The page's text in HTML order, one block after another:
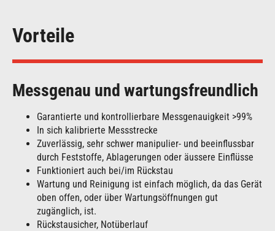
Vorteile
Messgenau und wartungsfreundlich
Garantierte und kontrollierbare Messgenauigkeit >99%
In sich kalibrierte Messstrecke
Zuverlässig, sehr schwer manipulier- und beeinflussbar
durch Feststoffe, Ablagerungen oder äussere Einflüsse
Funktioniert auch bei/im Rückstau
Wartung und Reinigung ist einfach möglich, da das Gerät
oben offen, oder über Wartungsöffnungen gut
zugänglich, ist.
Rückstausicher, Notüberlauf